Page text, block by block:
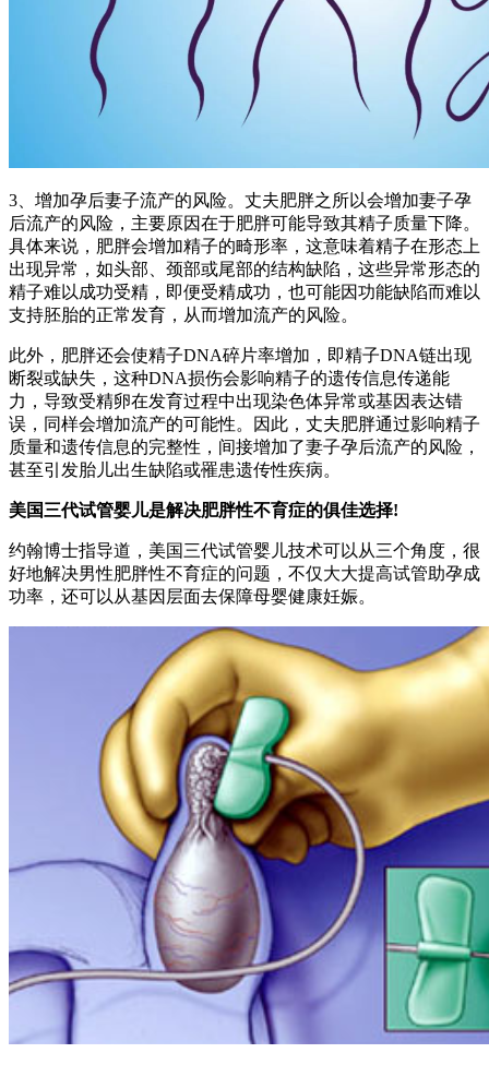
3、增加孕后妻子流产的风险。丈夫肥胖之所以会增加妻子孕
后流产的风险，主要原因在于肥胖可能导致其精子质量下降。
具体来说，肥胖会增加精子的畸形率，这意味着精子在形态上
出现异常，如头部、颈部或尾部的结构缺陷，这些异常形态的
精子难以成功受精，即便受精成功，也可能因功能缺陷而难以
支持胚胎的正常发育，从而增加流产的风险。
此外，肥胖还会使精子DNA碎片率增加，即精子DNA链出现
断裂或缺失，这种DNA损伤会影响精子的遗传信息传递能
力，导致受精卵在发育过程中出现染色体异常或基因表达错
误，同样会增加流产的可能性。因此，丈夫肥胖通过影响精子
质量和遗传信息的完整性，间接增加了妻子孕后流产的风险，
甚至引发胎儿出生缺陷或罹患遗传性疾病。
美国三代试管婴儿是解决肥胖性不育症的俱佳选择!
约翰博士指导道，美国三代试管婴儿技术可以从三个角度，很
好地解决男性肥胖性不育症的问题，不仅大大提高试管助孕成
功率，还可以从基因层面去保障母婴健康妊娠。